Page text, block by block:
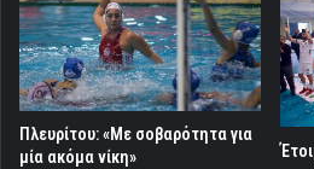
Πλευρίτου: «Με σοβαρότητα για
μία ακόμα νίκη»